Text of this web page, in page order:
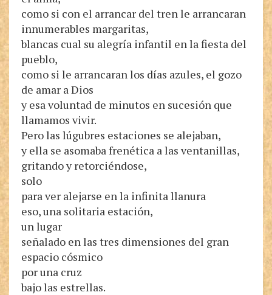
como si con el arrancar del tren le arrancaran
innumerables margaritas,
blancas cual su alegría infantil en la fiesta del
pueblo,
como si le arrancaran los días azules, el gozo
de amar a Dios
y esa voluntad de minutos en sucesión que
llamamos vivir.
Pero las lúgubres estaciones se alejaban,
y ella se asomaba frenética a las ventanillas,
gritando y retorciéndose,
solo
para ver alejarse en la infinita llanura
eso, una solitaria estación,
un lugar
señalado en las tres dimensiones del gran
espacio cósmico
por una cruz
bajo las estrellas.